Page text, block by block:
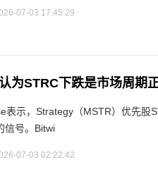
07-03 17:45:29
为STRC下跌是市场周期
表示，Strategy（MSTR）优先股
信号。Bitwi
07-03 02:22:42